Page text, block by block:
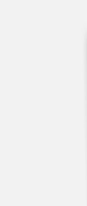
La propagation du Choléra